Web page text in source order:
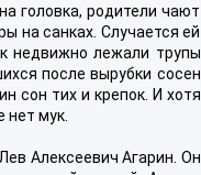
головка, родители чают
на санках. Случается ей
недвижно лежали трупы
после вырубки сосен
сон тих и крепок. И хотя
нет мук.
Алексеевич Агарин. Он